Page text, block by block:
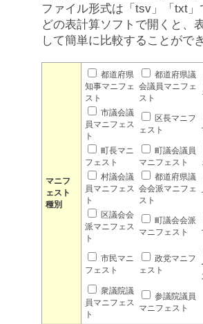
ファイル形式は「tsv」「txt」
どの表計算ソフトで開くと、
して簡単に比較することがで
マニフ
ェスト
種別
都道府県
知事マニフェ
スト
都道府県議
会議員マニフェ
スト
市議会議
員マニフェス
ト
区長マニフ
ェスト
町長マニ
フェスト
町議会議員
マニフェスト
村議会議
員マニフェス
ト
都道府県議
会会派マニフェ
スト
区議会会
派マニフェス
ト
町議会会派
マニフェスト
市民マニ
フェスト
政党マニフ
ェスト
衆議院議
員マニフェス
ト
参議院議員
マニフェスト